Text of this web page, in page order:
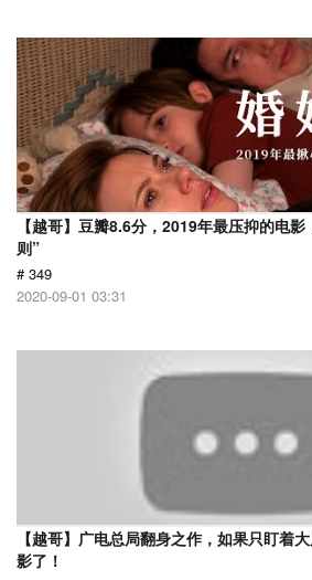
【越哥】豆瓣8.6分，2019年最压抑的电
则”
# 349
2020-09-01 03:31
【越哥】广电总局翻身之作，如果只盯着
影了！